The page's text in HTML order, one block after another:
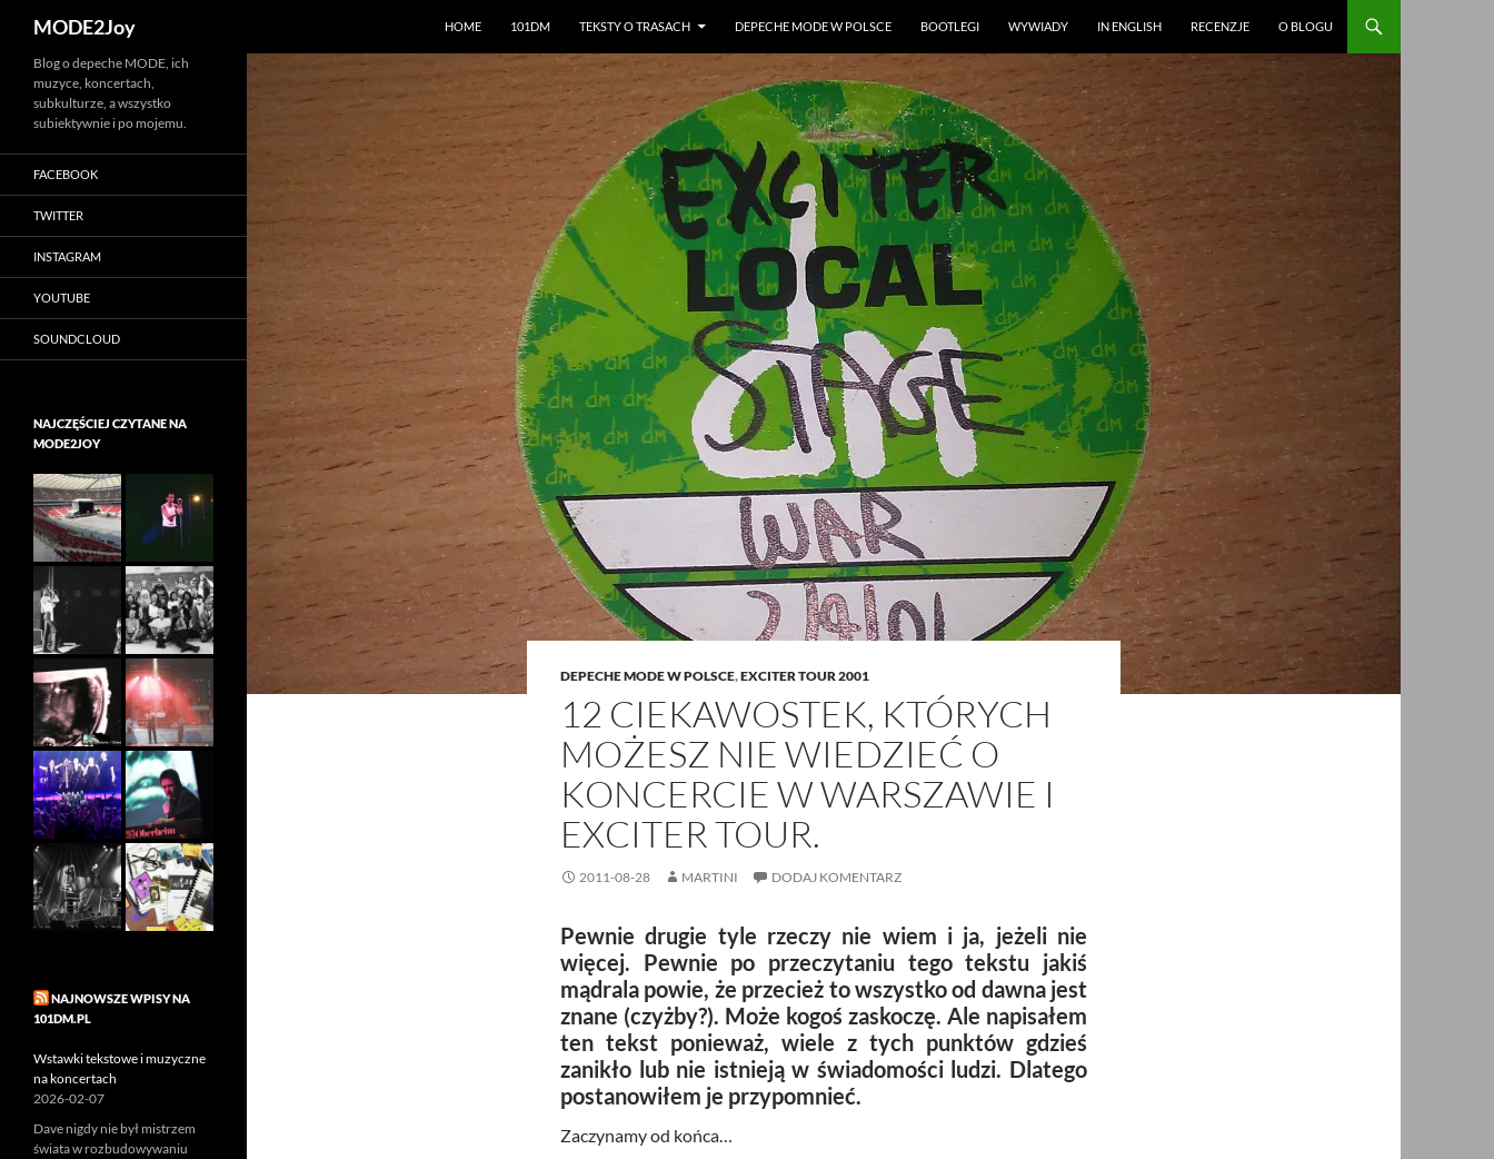
Przejdź
treści
MODE2Joy HOME 101DM TEKSTY O TRASACH DEPECHE MODE W POLSCE BOOTLEGI WYWIADY IN ENGLISH RECENZJE O BLOGU
DEPECHE MODE W POLSCE,EXCITER TOUR 2001
12 CIEKAWOSTEK, KTÓRYCH
MOŻESZ NIE WIEDZIEĆ O
KONCERCIE W WARSZAWIE I
EXCITER TOUR.
2011-08-28 MARTINI DODAJ KOMENTARZ
Pewnie drugie tyle rzeczy nie wiem i ja, jeżeli nie
więcej. Pewnie po przeczytaniu tego tekstu jakiś
mądrala powie, że przecież to wszystko od dawna jest
znane (czyżby?). Może kogoś zaskoczę. Ale napisałem
ten tekst ponieważ, wiele z tych punktów gdzieś
zanikło lub nie istnieją w świadomości ludzi. Dlatego
postanowiłem je przypomnieć.
Zaczynamy od końca…
Blog o depeche MODE, ich
muzyce, koncertach,
subkulturze, a wszystko
subiektywnie i po mojemu.
FACEBOOK
TWITTER
INSTAGRAM
YOUTUBE
SOUNDCLOUD
NAJCZĘŚCIEJ CZYTANE NA
MODE2JOY
NAJNOWSZE WPISY NA
101DM.PL
Wstawki tekstowe i muzyczne
na koncertach
2026-02-07
Dave nigdy nie był mistrzem
świata w rozbudowywaniu